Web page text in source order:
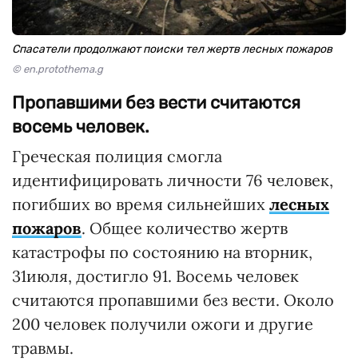
Спасатели продолжают поиски тел жертв лесных пожаров
© en.protothema.g
Пропавшими без вести считаются
восемь человек.
Греческая полиция смогла
идентифицировать личности 76 человек,
погибших во время сильнейших лесных
пожаров. Общее количество жертв
катастрофы по состоянию на вторник,
31июля, достигло 91. Восемь человек
считаются пропавшими без вести. Около
200 человек получили ожоги и другие
травмы.